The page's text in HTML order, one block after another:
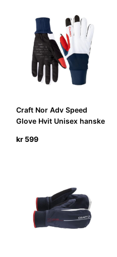
Craft Nor Adv Speed
Glove Hvit Unisex hanske
kr 599